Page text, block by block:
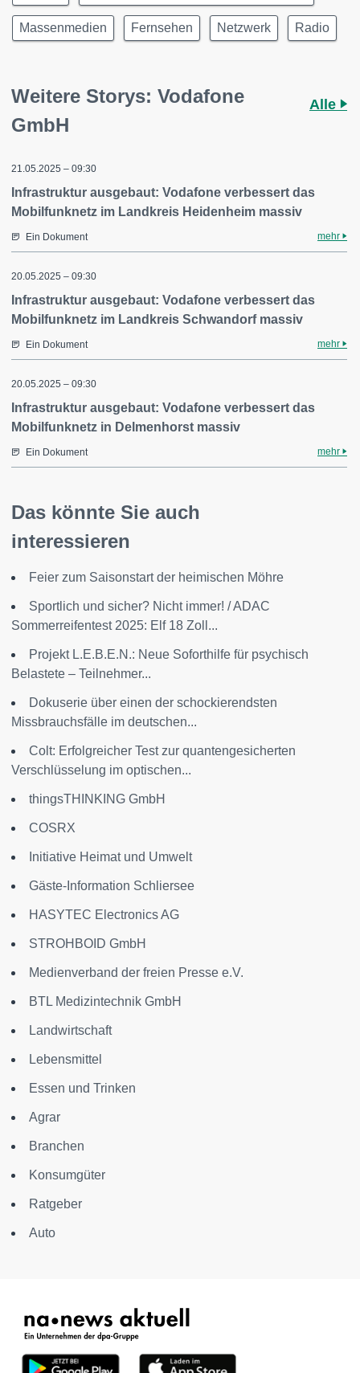
Massenmedien Fernsehen Netzwerk Radio
Weitere Storys: Vodafone
GmbH
Alle
21.05.2025 – 09:30
Infrastruktur ausgebaut: Vodafone verbessert das
Mobilfunknetz im Landkreis Heidenheim massiv
Ein Dokument mehr
20.05.2025 – 09:30
Infrastruktur ausgebaut: Vodafone verbessert das
Mobilfunknetz im Landkreis Schwandorf massiv
Ein Dokument mehr
20.05.2025 – 09:30
Infrastruktur ausgebaut: Vodafone verbessert das
Mobilfunknetz in Delmenhorst massiv
Ein Dokument mehr
Das könnte Sie auch
interessieren
Feier zum Saisonstart der heimischen Möhre
Sportlich und sicher? Nicht immer! / ADAC
Sommerreifentest 2025: Elf 18 Zoll...
Projekt L.E.B.E.N.: Neue Soforthilfe für psychisch
Belastete – Teilnehmer...
Dokuserie über einen der schockierendsten
Missbrauchsfälle im deutschen...
Colt: Erfolgreicher Test zur quantengesicherten
Verschlüsselung im optischen...
thingsTHINKING GmbH
COSRX
Initiative Heimat und Umwelt
Gäste-Information Schliersee
HASYTEC Electronics AG
STROHBOID GmbH
Medienverband der freien Presse e.V.
BTL Medizintechnik GmbH
Landwirtschaft
Lebensmittel
Essen und Trinken
Agrar
Branchen
Konsumgüter
Ratgeber
Auto